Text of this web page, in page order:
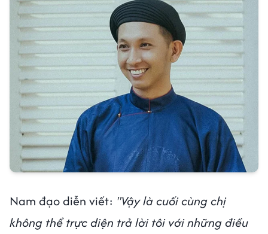
Nam đạo diễn viết: "Vậy là cuối cùng chị
không thể trực diện trả lời tôi với những điều